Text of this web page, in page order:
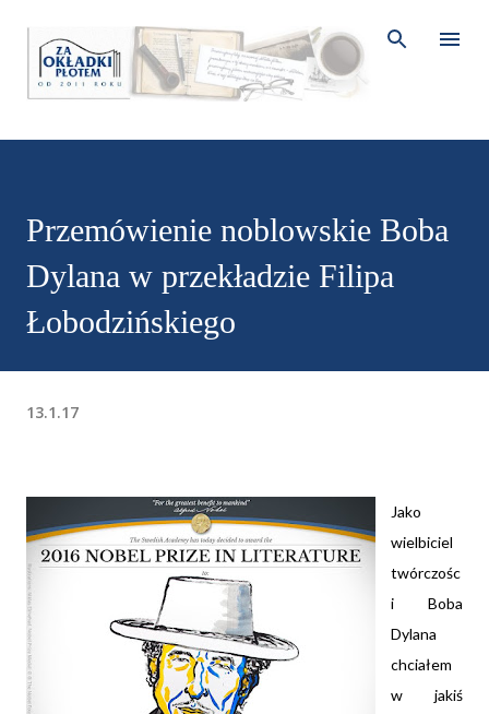
Przejdź do głównej zawartości
Przemówienie noblowskie Boba
Dylana w przekładzie Filipa
Łobodzińskiego
13.1.17
Jako
wielbiciel
twórczośc
i Boba
Dylana
chciałem
w jakiś